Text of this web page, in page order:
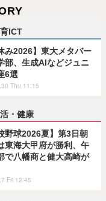
ICT
み2026】東大メタバー
部、生成AIなどジュニ
6選
Thu 11:15
・健康
野球2026夏】第3日朝
東海大甲府が勝利、午
で八幡商と健大高崎が
Fri 12:45